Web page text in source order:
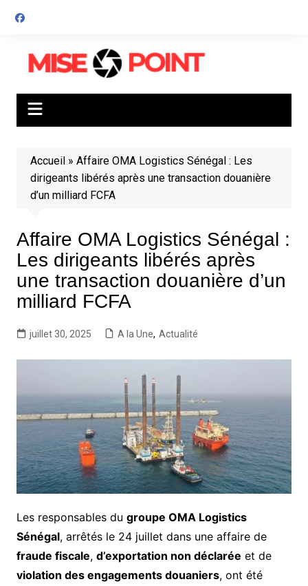
Accueil» Affaire OMA Logistics Sénégal : Les
dirigeants libérés après une transaction douanière
d’un milliard FCFA
Affaire OMA Logistics Sénégal :
Les dirigeants libérés après
une transaction douanière d’un
milliard FCFA
juillet 30, 2025 A la Une, Actualité
Les responsables du groupe OMA Logistics
Sénégal, arrêtés le 24 juillet dans une affaire de
fraude fiscale, d’exportation non déclarée et de
violation des engagements douaniers, ont été